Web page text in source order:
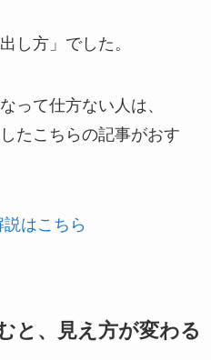
し方」でした。
って仕方ない人は、
たこちらの記事がおす
はこちら
と、見え方が変わる